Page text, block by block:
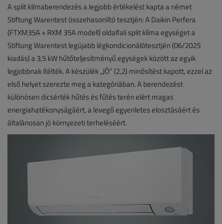
A split klímaberendezés a legjobb értékelést kapta a német
Stiftung Warentest összehasonlító tesztjén: A Daikin Perfera
(FTXM35A + RXM 35A modell) oldalfali split klíma egységet a
Stiftung Warentest legújabb légkondicionálótesztjén (06/2025
kiadás) a 3,5 kW hűtőteljesítményű egységek között az egyik
legjobbnak ítélték. A készülék „JÓ” (2,2) minősítést kapott, ezzel az
első helyet szerezte meg a kategóriában. A berendezést
különösen dicsérték hűtés és fűtés terén elért magas
energiahatékonyságáért, a levegő egyenletes elosztásáért és
általánosan jó környezeti terheléséért.